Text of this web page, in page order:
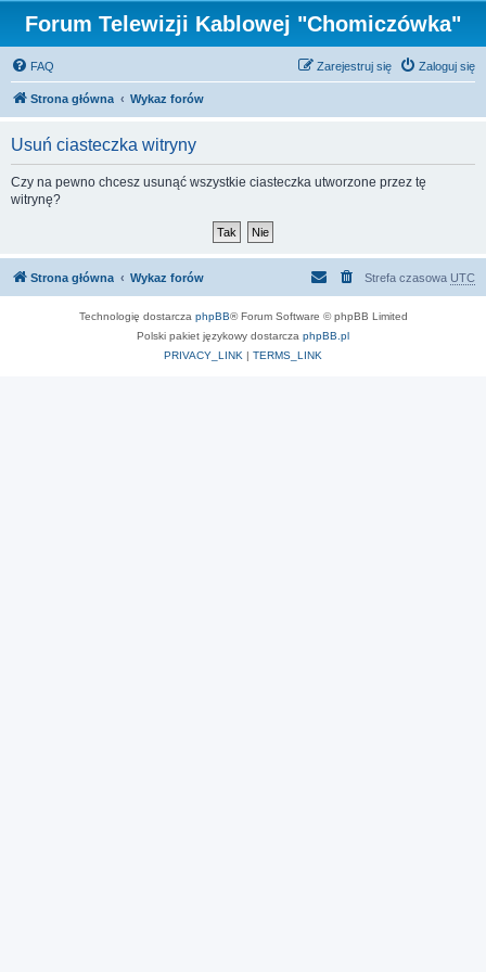
Forum Telewizji Kablowej "Chomiczówka"
FAQ Zaloguj się
Zarejestruj się
Strona główna Wykaz forów
Usuń ciasteczka witryny
Czy na pewno chcesz usunąć wszystkie ciasteczka utworzone przez tę
witrynę?
Strona główna Wykaz forów Strefa czasowa UTC
Technologię dostarcza phpBB® Forum Software © phpBB Limited
Polski pakiet językowy dostarcza phpBB.pl
PRIVACY_LINK | TERMS_LINK